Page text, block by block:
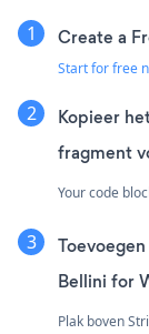
Create a
Start for free
Kopieer
fragment
Your code
Bellini for
Plak boven